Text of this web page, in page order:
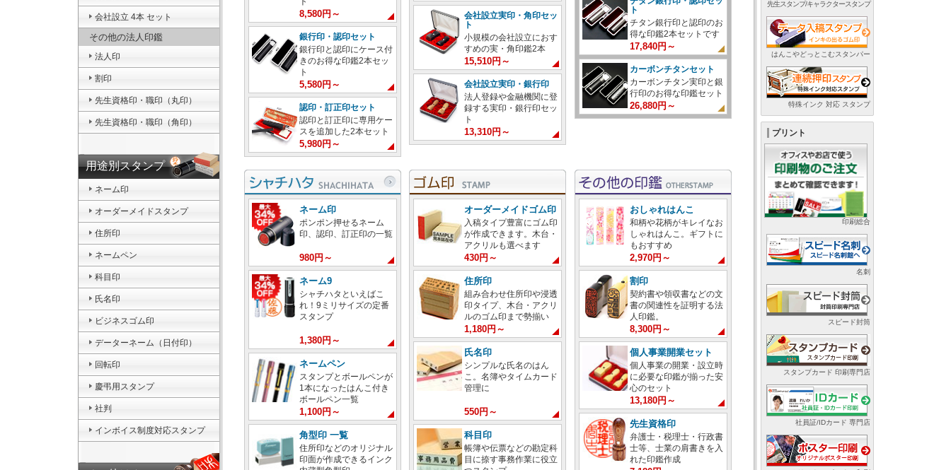
8,580円～
銀行印・認印セット
銀行印と認印にケース付
きのお得な印鑑2本セッ
ト
5,580円～
認印・訂正印セット
認印と訂正印に専用ケー
スを追加した2本セット
5,980円～
会社設立実印・角印セッ
ト
小規模の会社設立におす
すめの実・角印鑑2本
15,510円～
会社設立実印・銀行印
法人登録や金融機関に登
録する実印・銀行印セッ
ト
13,310円～
ト
チタン銀行印と認印のお
得な印鑑2本セットです
17,840円～
カーボンチタンセット
カーボンチタン実印と銀
行印のお得な印鑑セット
26,880円～
ネーム印
ポンポン押せるネーム
印、認印、訂正印の一覧
980円～
ネーム9
シャチハタといえばこ
れ！9ミリサイズの定番
スタンプ
1,380円～
ネームペン
スタンプとボールペンが
1本になったはんこ付き
ボールペン一覧
1,100円～
角型印 一覧
住所印などのオリジナル
印面が作成できるインク
オーダーメイドゴム印
入稿タイプ豊富にゴム印
が作成できます。木台・
アクリルも選べます
430円～
住所印
組み合わせ住所印や浸透
印タイプ、木台・アクリ
ルのゴム印まで勢揃い
1,180円～
氏名印
シンプルな氏名のはん
こ。名簿やタイムカード
管理に
550円～
科目印
帳簿や伝票などの勘定科
目に捺す事務作業に役立
おしゃれはんこ
和柄や花柄がキレイなお
しゃれはんこ。ギフトに
もおすすめ
2,970円～
割印
契約書や領収書などの文
書の関連性を証明する法
人印鑑。
8,300円～
個人事業開業セット
個人事業の開業・設立時
に必要な印鑑が揃った安
心のセット
13,180円～
先生資格印
弁護士・税理士・行政書
士等、士業の肩書きを入
れた印鑑作成
会社設立 4本 セット
その他の法人印鑑
法人印
割印
先生資格印・職印（丸印）
先生資格印・職印（角印）
用途別スタンプ
ネーム印
オーダーメイドスタンプ
住所印
ネームペン
科目印
氏名印
ビジネスゴム印
データーネーム（日付印）
回転印
慶弔用スタンプ
社判
インボイス制度対応スタンプ
先生スタンプ/キャラクタースタンプ
はんこやどっとこむスタンパー
特殊インク 対応 スタンプ
プリント
印刷総合
名刺
スピード封筒
スタンプカード 印刷専門店
社員証/IDカード 専門店